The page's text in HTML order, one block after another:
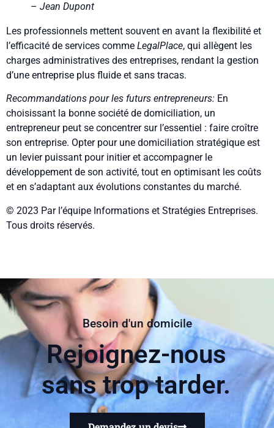
– Jean Dupont
Les professionnels mettent souvent en avant la flexibilité et
l’efficacité de services comme LegalPlace, qui allègent les
charges administratives des entreprises, rendant la gestion
d’une entreprise plus fluide et sans tracas.
Recommandations pour les futurs entrepreneurs: En
choisissant la bonne société de domiciliation, un
entrepreneur peut se concentrer sur l’essentiel : faire croître
son entreprise. Opter pour une domiciliation stratégique est
un levier puissant pour initier et accompagner le
développement de son activité, tout en optimisant les coûts
et en s’adaptant aux évolutions constantes du marché.
© 2023 Par l’équipe Informations et Stratégies Entreprises.
Tous droits réservés.
Besoin d'un domicile
Rejoignez-nous
sans trop tarder.